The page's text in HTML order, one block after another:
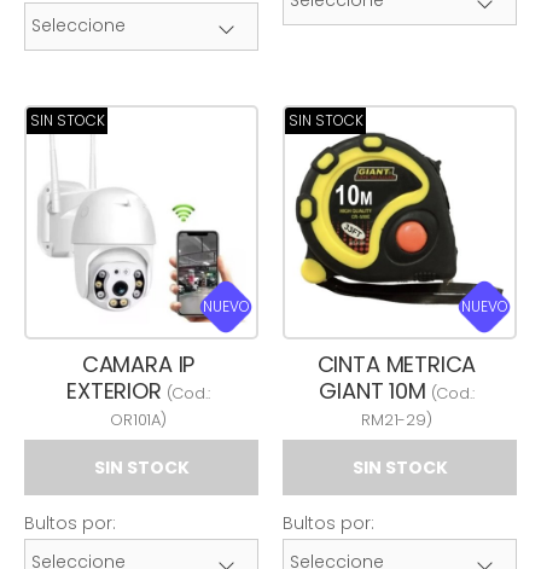
SIN STOCK
NUEVO
CAMARA IP
EXTERIOR (Cod.:
OR101A)
SIN STOCK
Bultos por:
SIN STOCK
NUEVO
CINTA METRICA
GIANT 10M (Cod.:
RM21-29)
SIN STOCK
Bultos por: